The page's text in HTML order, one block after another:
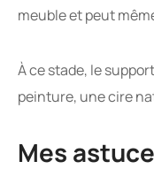
meuble et peut
À ce stade, le
peinture, une cire
Mes